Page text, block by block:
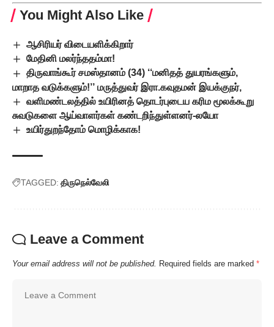
You Might Also Like
ஆசிரியர் விடையளிக்கிறார்
மேதினி மலர்ந்ததம்மா!
திருவாங்கூர் சமஸ்தானம் (34) ‘‘மனிதத் துயரங்களும்,
மாறாத வடுக்களும்!’’ மருத்துவர் இரா.கவுதமன் இயக்குநர்,
வளிமண்டலத்தில் உயிரினத் தொடர்புடைய கரிம மூலக்கூறு
சுவடுகளை ஆய்வாளர்கள் கண்டறிந்துள்ளனர்-லயோ
உயிர்துறந்தோம் மொழிக்காக!
TAGGED: திருநெல்வேலி
Leave a Comment
Your email address will not be published. Required fields are marked *